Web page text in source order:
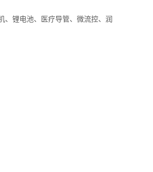
、锂电池、医疗导管、微流控、润